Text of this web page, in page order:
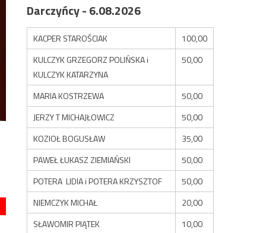
Darczyńcy - 6.08.2026
KACPER STAROŚCIAK
100,00
KULCZYK GRZEGORZ POLIŃSKA i
KULCZYK KATARZYNA
50,00
MARIA KOSTRZEWA
50,00
JERZY T MICHAJŁOWICZ
50,00
KOZIOŁ BOGUSŁAW
35,00
PAWEŁ ŁUKASZ ZIEMIAŃSKI
50,00
POTERA LIDIA i POTERA KRZYSZTOF
50,00
NIEMCZYK MICHAŁ
20,00
SŁAWOMIR PIĄTEK
10,00